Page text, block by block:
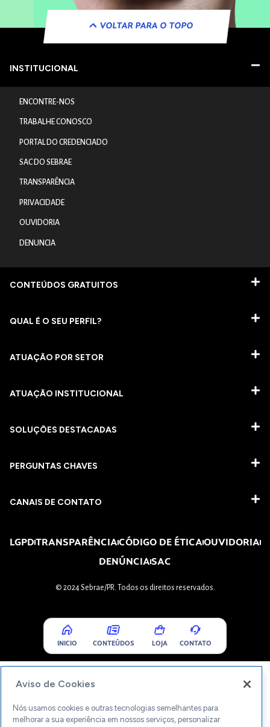
VOLTAR PARA O TOPO
INSTITUCIONAL
ENCONTRE-NOS
TRABALHE CONOSCO
PORTAL DO CREDENCIADO
SAC DO SEBRAE
TRANSPARÊNCIA
PRIVACIDADE
OUVIDORIA
DENUNCIA
CONTEÚDOS GRATUITOS
QUAL É O SEU PERFIL?
ATUAÇÃO POR SETOR
ATUAÇÃO INSTITUCIONAL
SOLUÇÕES DESTACADAS
PERGUNTAS CHAVES​
CANAIS DE CONTATO
LGPDTRANSPARÊNCIACÓDIGO DE ÉTICAOUVIDORIA
DENÚNCIASAC
© 2024 Sebrae/PR. Todos os direitos reservados.
INICIO CONTEÚDOS LOJA CONTATO
Aviso de Cookies
Nós usamos cookies e outras tecnologias semelhantes para
melhorar a sua experiência em nossos serviços, personalizar